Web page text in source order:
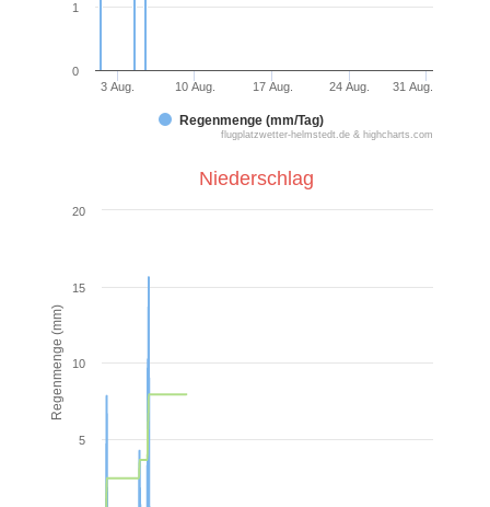
Regenmenge (mm/Tag)
3 Aug. 10 Aug. 17 Aug. 24 Aug. 31 Aug.
0
1
flugplatzwetter-helmstedt.de & highcharts.com
Regenmenge (mm)
5
10
15
20
Niederschlag